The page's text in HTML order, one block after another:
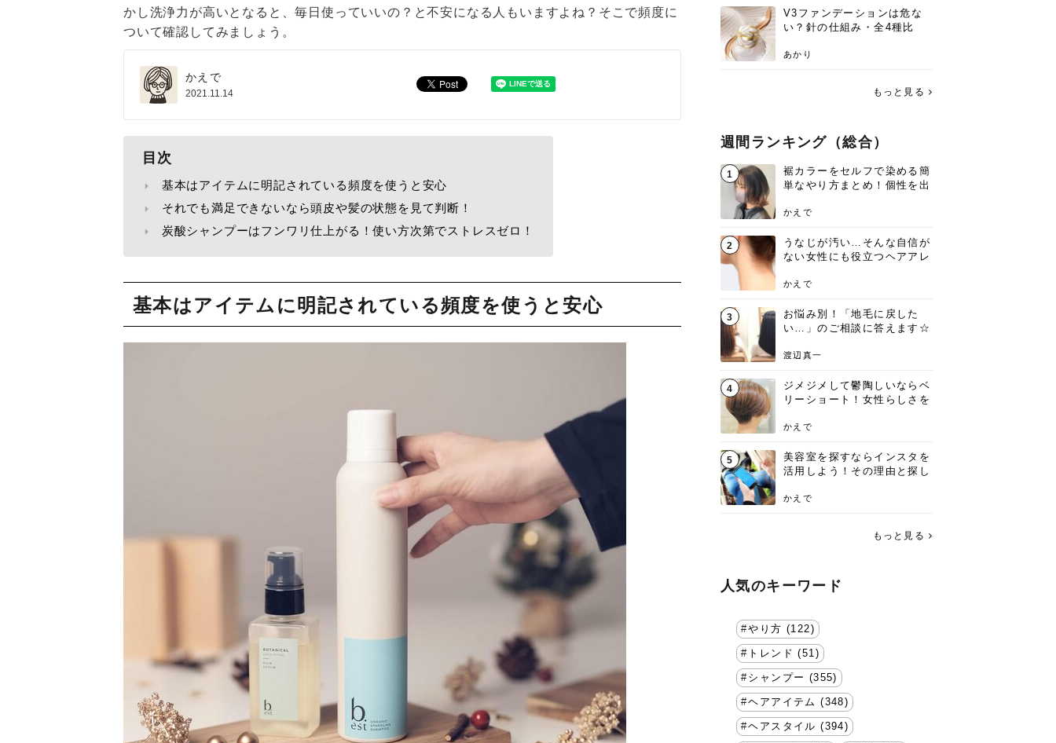
かし洗浄力が高いとなると、毎日使っていいの？と不安になる人もいますよね？そこで頻度に
ついて確認してみましょう。
かえで
2021.11.14
目次
基本はアイテムに明記されている頻度を使うと安心
それでも満足できないなら頭皮や髪の状態を見て判断！
炭酸シャンプーはフンワリ仕上がる！使い方次第でストレスゼロ！
基本はアイテムに明記されている頻度を使うと安心
V3ファンデーションは危な
い？針の仕組み・全4種比
解説
あかり
もっと見る
週間ランキング（総合）
1
裾カラーをセルフで染める簡
単なやり方まとめ！個性を出
かえで
2
うなじが汚い…そんな自信が
ない女性にも役立つヘアアレ
かえで
3
お悩み別！「地毛に戻した
い…」のご相談に答えます☆
渡辺真一
4
ジメジメして鬱陶しいならベ
リーショート！女性らしさを
かえで
5
美容室を探すならインスタを
活用しよう！その理由と探し
かえで
もっと見る
人気のキーワード
やり方 (122)
トレンド (51)
シャンプー (355)
ヘアアイテム (348)
ヘアスタイル (394)